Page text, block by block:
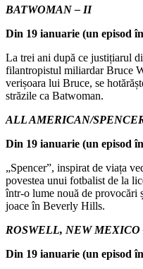
BATWOMAN – II
Din 19 ianuarie (un episod
La trei ani după ce justițiarul
filantropistul miliardar Bruce
verișoara lui Bruce, se
străzile ca Batwoman.
ALL AMERICAN/
Din 19 ianuarie (un episod
„Spencer”, inspirat de viața
povestea unui fotbalist de la
într-o lume nouă de provocări
joace în Beverly Hills.
ROSWELL, NEW
Din 19 ianuarie (un episod